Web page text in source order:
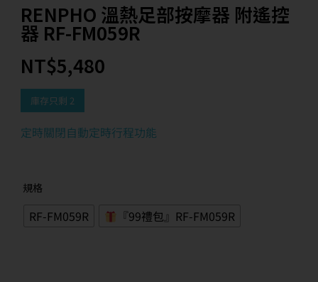
RENPHO 溫熱足部按摩器 附遙控
器 RF-FM059R
NT$5,480
庫存只剩 2
定時關閉自動定時行程功能
規格
RF-FM059R 『99禮包』RF-FM059R